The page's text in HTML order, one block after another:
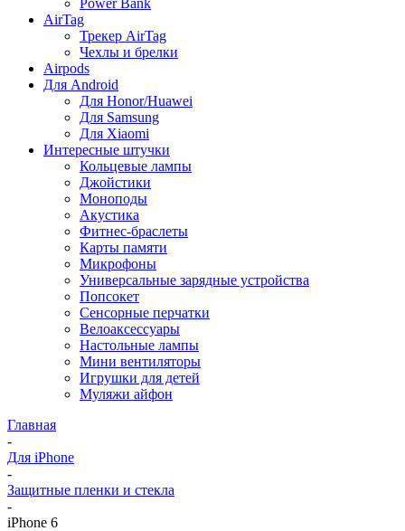
Power Bank
AirTag
Трекер AirTag
Чехлы и брелки
Airpods
Для Android
Для Honor/Huawei
Для Samsung
Для Xiaomi
Интересные штучки
Кольцевые лампы
Джойстики
Моноподы
Акустика
Фитнес-браслеты
Карты памяти
Микрофоны
Универсальные зарядные устройства
Попсокет
Сенсорные перчатки
Велоаксессуары
Настольные лампы
Мини вентиляторы
Игрушки для детей
Муляжи айфон
Главная
-
Для iPhone
-
Защитные пленки и стекла
-
iPhone 6